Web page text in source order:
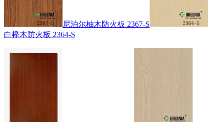
尼泊尔柚木防火板 2367-S
白榉木防火板 2364-S